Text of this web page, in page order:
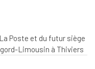
Poste et du futur siège
Limousin à Thiviers